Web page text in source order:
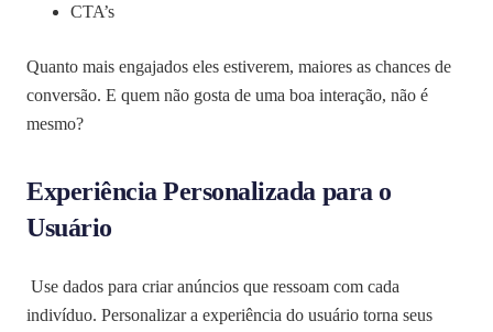
CTA’s
Quanto mais engajados eles estiverem, maiores as chances de
conversão. E quem não gosta de uma boa interação, não é
mesmo?
Experiência Personalizada para o
Usuário
Use dados para criar anúncios que ressoam com cada
indivíduo. Personalizar a experiência do usuário torna seus